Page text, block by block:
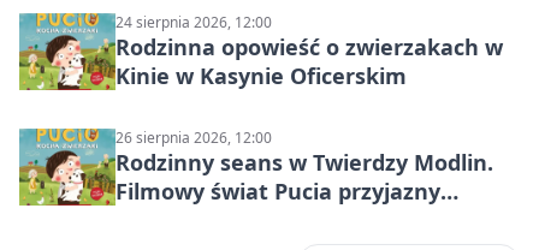
24 sierpnia 2026, 12:00
Rodzinna opowieść o zwierzakach w
Kinie w Kasynie Oficerskim
26 sierpnia 2026, 12:00
Rodzinny seans w Twierdzy Modlin.
Filmowy świat Pucia przyjazny